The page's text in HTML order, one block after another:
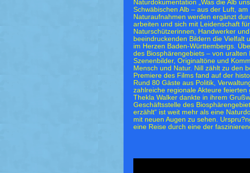
Naturdokumentation „Was die Alb
Schwäbischen Alb – aus der Luft,
Naturaufnahmen werden ergänzt
arbeiten und sich mit Leidenschaft
Naturschützerinnen, Handwerker
beeindruckenden Bildern die Vielfalt
im Herzen Baden-Württembergs.
des Biosphärengebiets – von
Szenenbilder, Originaltöne und
Mensch und Natur. Nill zählt zu den
Premiere des Films fand auf der
Rund 80 Gäste aus Politik,
zahlreiche regionale Akteure
Thekla Walker dankte in ihrem
Geschäftsstelle des
erzählt“ ist weit mehr als eine
mit neuen Augen zu sehen.
eine Reise durch eine der